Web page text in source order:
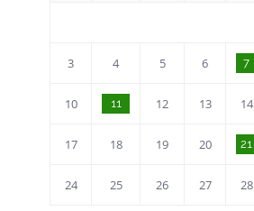
3 4 5 6 7
10 11 12 13 14
17 18 19 20 21
24 25 26 27 28